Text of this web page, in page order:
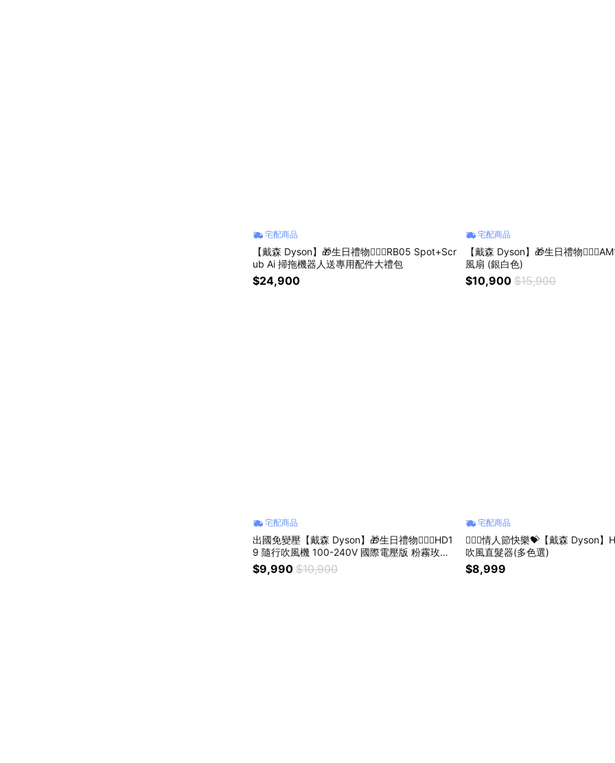
宅配商品
【戴森 Dyson】🎁生日禮物👩‍❤️‍👨RB05 Spot+Scr
ub Ai 掃拖機器人送專用配件大禮包
$24,900
宅配商品
【戴森 Dyson】🎁生日禮物
風扇 (銀白色)
$10,900 $15,900
宅配商品
出國免變壓【戴森 Dyson】🎁生日禮物👩‍❤️‍👨HD1
9 隨行吹風機 100-240V 國際電壓版 粉霧玫瑰
色
$9,990 $10,900
宅配商品
👩‍❤️‍👨情人節快樂💝【戴森 Dyson】
吹風直髮器(多色選)
$8,999